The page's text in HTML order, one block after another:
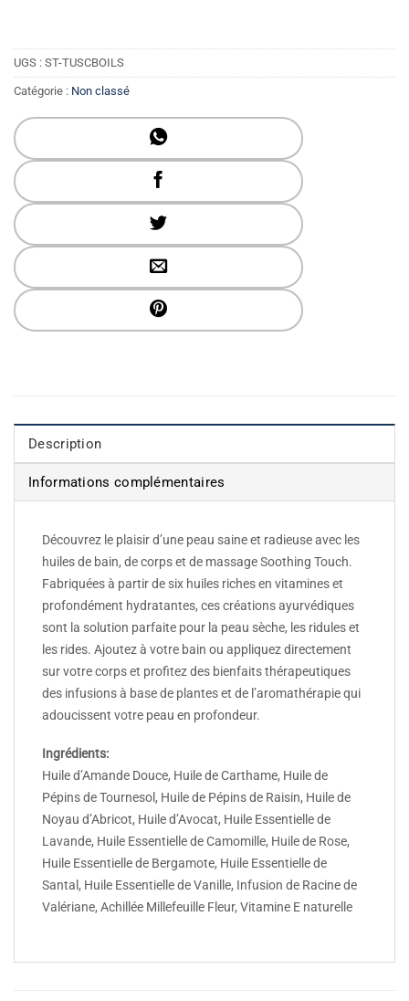
UGS : ST-TUSCBOILS
Catégorie : Non classé
Description
Informations complémentaires
Découvrez le plaisir d’une peau saine et radieuse avec les
huiles de bain, de corps et de massage Soothing Touch.
Fabriquées à partir de six huiles riches en vitamines et
profondément hydratantes, ces créations ayurvédiques
sont la solution parfaite pour la peau sèche, les ridules et
les rides. Ajoutez à votre bain ou appliquez directement
sur votre corps et profitez des bienfaits thérapeutiques
des infusions à base de plantes et de l’aromathérapie qui
adoucissent votre peau en profondeur.
Ingrédients:
Huile d’Amande Douce, Huile de Carthame, Huile de
Pépins de Tournesol, Huile de Pépins de Raisin, Huile de
Noyau d’Abricot, Huile d’Avocat, Huile Essentielle de
Lavande, Huile Essentielle de Camomille, Huile de Rose,
Huile Essentielle de Bergamote, Huile Essentielle de
Santal, Huile Essentielle de Vanille, Infusion de Racine de
Valériane, Achillée Millefeuille Fleur, Vitamine E naturelle